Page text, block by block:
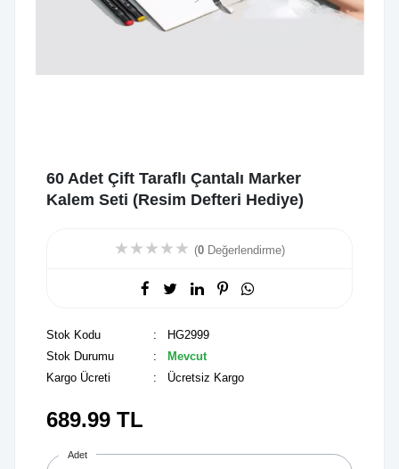
60 Adet Çift Taraflı Çantalı Marker
Kalem Seti (Resim Defteri Hediye)
★★★★★ (0 Değerlendirme)
Stok Kodu
: HG2999
Stok Durumu
:
Mevcut
Kargo Ücreti
: Ücretsiz Kargo
689.99TL
Adet